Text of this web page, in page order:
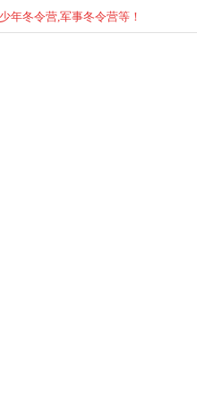
年冬令营,军事冬令营等！